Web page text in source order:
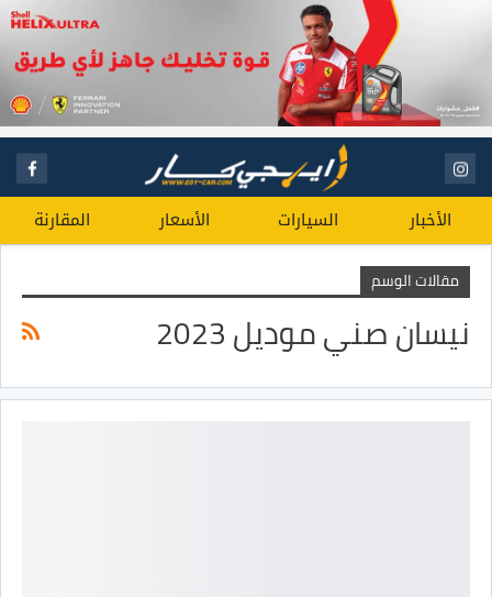
الأخبار السيارات الأسعار المقارنة
مقالات الوسم
نيسان صني موديل 2023